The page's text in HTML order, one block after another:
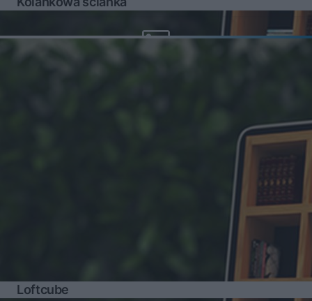
Loftcube